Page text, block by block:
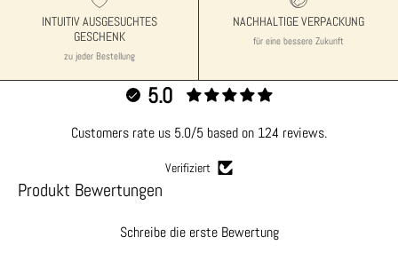
INTUITIV AUSGESUCHTES
GESCHENK
zu jeder Bestellung
NACHHALTIGE VERPACKUNG
für eine bessere Zukunft
5.0
Customers rate us 5.0/5 based on 124 reviews.
Verifiziert
Produkt Bewertungen
Schreibe die erste Bewertung